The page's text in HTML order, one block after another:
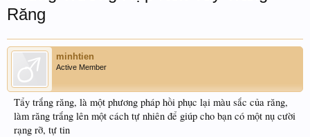
Răng
minhtien
Active Member
Tẩy trắng răng, là một phương pháp hồi phục lại màu sắc của răng,
làm răng trắng lên một cách tự nhiên để giúp cho bạn có một nụ cười
rạng rỡ, tự tin